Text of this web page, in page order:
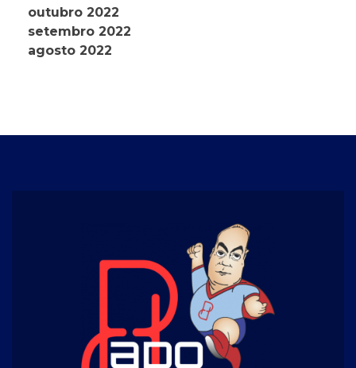
outubro 2022
setembro 2022
agosto 2022